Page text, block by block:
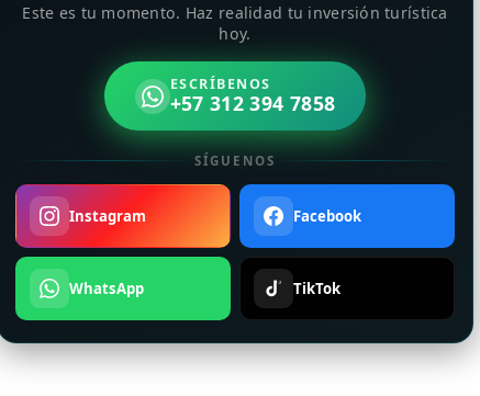
Este es tu momento. Haz realidad tu inversión turística
hoy.
ESCRÍBENOS
+57 312 394 7858
SÍGUENOS
Instagram Facebook
WhatsApp TikTok